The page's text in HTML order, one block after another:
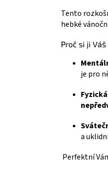
Tento
hebké
Proč si ji
je pro
a
Perfektní